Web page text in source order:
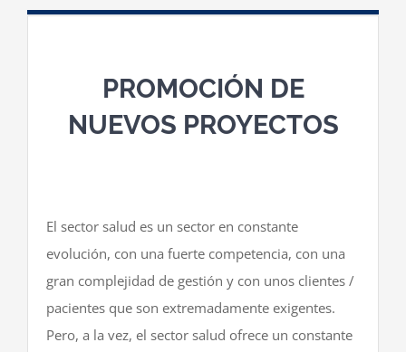
PROMOCIÓN DE
NUEVOS PROYECTOS
El sector salud es un sector en constante
evolución, con una fuerte competencia, con una
gran complejidad de gestión y con unos clientes /
pacientes que son extremadamente exigentes.
Pero, a la vez, el sector salud ofrece un constante